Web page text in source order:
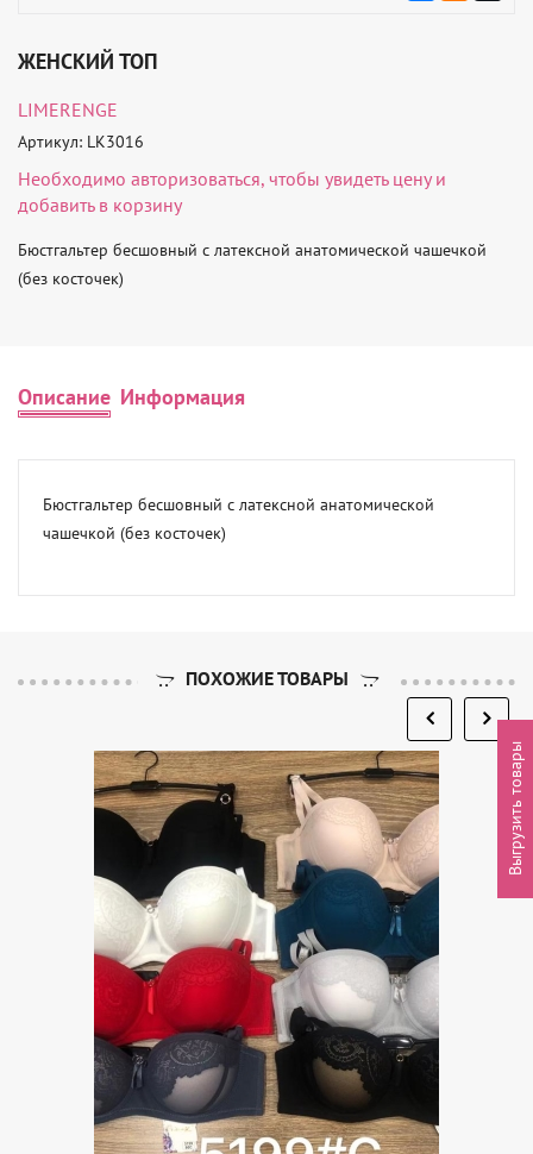
ЖЕНСКИЙ ТОП
LIMERENGE
Артикул: LK3016
Необходимо авторизоваться, чтобы увидеть цену и
добавить в корзину
Бюстгальтер бесшовный с латексной анатомической чашечкой
(без косточек)
Описание Информация
Бюстгальтер бесшовный с латексной анатомической
чашечкой (без косточек)
ПОХОЖИЕ ТОВАРЫ
Выгрузить товары